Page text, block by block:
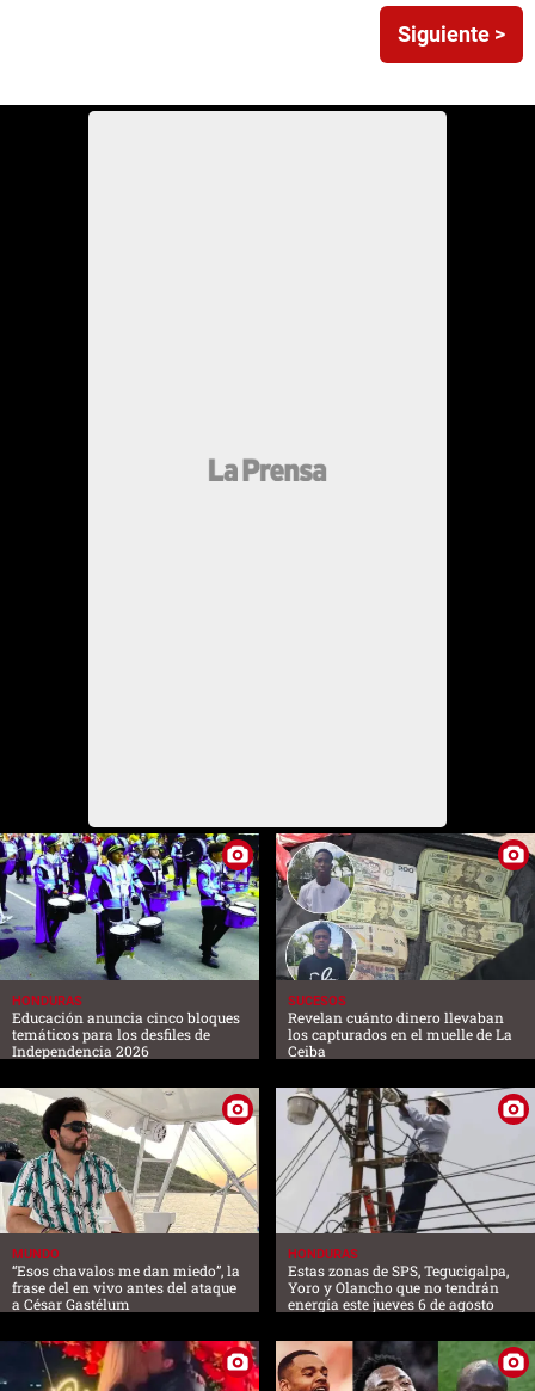
Siguiente >
HONDURAS
Educación anuncia cinco bloques
temáticos para los desfiles de
Independencia 2026
SUCESOS
Revelan cuánto dinero llevaban
los capturados en el muelle de La
Ceiba
MUNDO
“Esos chavalos me dan miedo”, la
frase del en vivo antes del ataque
a César Gastélum
HONDURAS
Estas zonas de SPS, Tegucigalpa,
Yoro y Olancho que no tendrán
energía este jueves 6 de agosto